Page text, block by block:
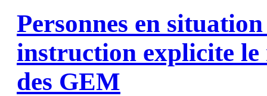
Personnes en
instruction explicite le
des GEM